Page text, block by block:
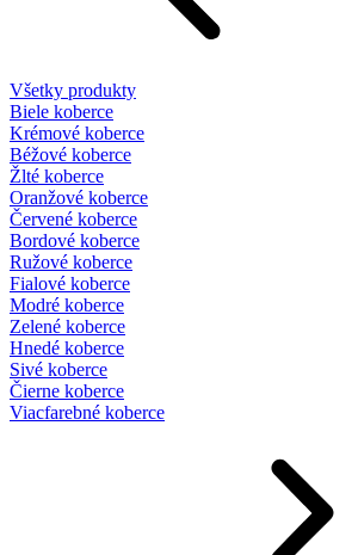
Všetky produkty
Biele koberce
Krémové koberce
Béžové koberce
Žlté koberce
Oranžové koberce
Červené koberce
Bordové koberce
Ružové koberce
Fialové koberce
Modré koberce
Zelené koberce
Hnedé koberce
Sivé koberce
Čierne koberce
Viacfarebné koberce